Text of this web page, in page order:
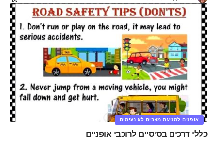
אופנים למניעת מצבים לא נעימים
כללי דרכים בסיסיים לרוכבי אופניים